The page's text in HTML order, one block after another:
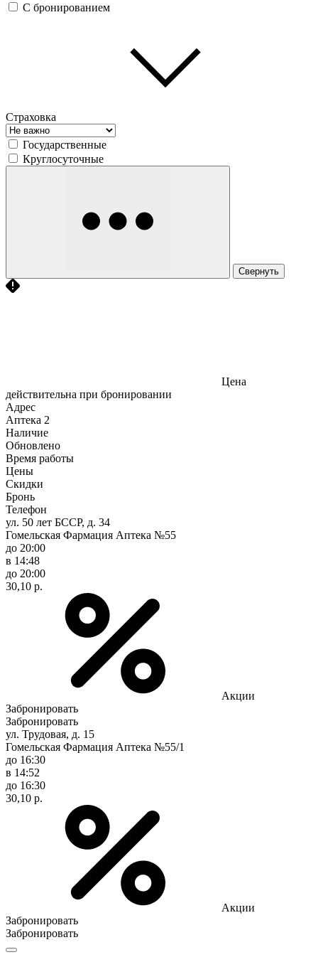
С бронированием
Страховка
Государственные
Круглосуточные
Свернуть
Цена
действительна при бронировании
Адрес
Аптека 2
Наличие
Обновлено
Время работы
Цены
Скидки
Бронь
Телефон
ул. 50 лет БССР, д. 34
Гомельская Фармация Аптека №55
до 20:00
в 14:48
до 20:00
30,10 р.
Акции
Забронировать
Забронировать
ул. Трудовая, д. 15
Гомельская Фармация Аптека №55/1
до 16:30
в 14:52
до 16:30
30,10 р.
Акции
Забронировать
Забронировать